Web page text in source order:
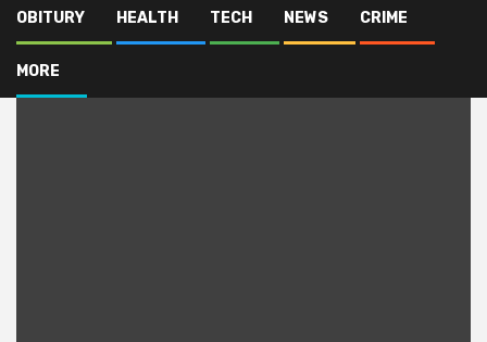
OBITURY HEALTH TECH NEWS CRIME
MORE
KERALA PWD